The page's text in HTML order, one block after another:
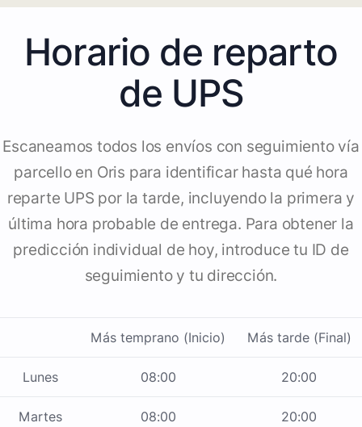
Horario de reparto
de UPS
Escaneamos todos los envíos con seguimiento vía
parcello en Oris para identificar hasta qué hora
reparte UPS por la tarde, incluyendo la primera y
última hora probable de entrega. Para obtener la
predicción individual de hoy, introduce tu ID de
seguimiento y tu dirección.
Más temprano (Inicio) Más tarde (Final)
Lunes 08:00 20:00
Martes 08:00 20:00